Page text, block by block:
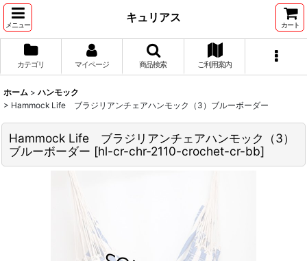
メニュー
キュリアス
カート
カテゴリ マイページ 商品検索 ご利用案内
ホーム > ハンモック
> Hammock Life ブラジリアンチェアハンモック（3）ブルーボーダー
Hammock Life ブラジリアンチェアハンモック（3）
ブルーボーダー [hl-cr-chr-2110-crochet-cr-bb]